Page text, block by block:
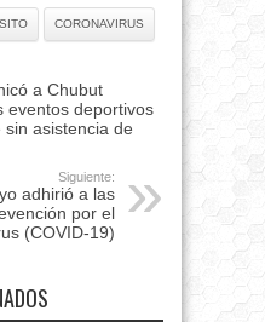
CORONAVIRUS
a Chubut
eventos deportivos
asistencia de
Siguiente:
adhirió a las
por el
(COVID-19)